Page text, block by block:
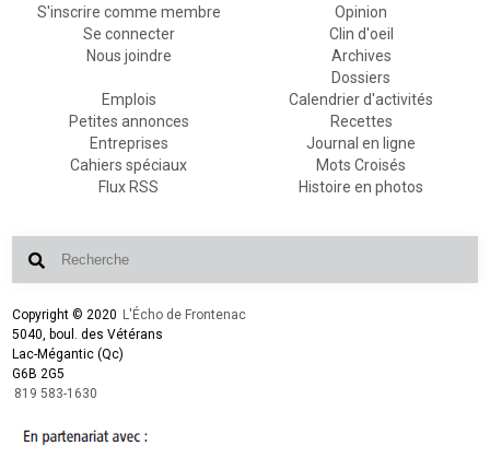
S'inscrire comme membre
Se connecter
Nous joindre
Opinion
Clin d'oeil
Archives
Dossiers
Emplois
Petites annonces
Entreprises
Cahiers spéciaux
Flux RSS
Calendrier d'activités
Recettes
Journal en ligne
Mots Croisés
Histoire en photos
Copyright © 2020 L'Écho de Frontenac
5040, boul. des Vétérans
Lac-Mégantic (Qc)
G6B 2G5
819 583-1630